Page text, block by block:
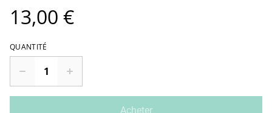
13,00 €
QUANTITÉ
Acheter